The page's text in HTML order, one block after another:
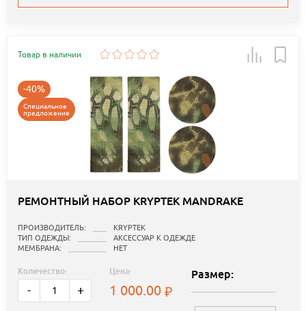
Товар в наличии
-40%
Специальное
предложение
РЕМОНТНЫЙ НАБОР KRYPTEK MANDRAKE
ПРОИЗВОДИТЕЛЬ:
KRYPTEK
ТИП ОДЕЖДЫ:
АКСЕССУАР К ОДЕЖДЕ
МЕМБРАНА:
НЕТ
Количество:
- +
Цена:
1 000.00
Размер: